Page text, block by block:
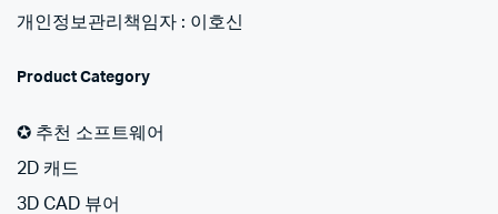
개인정보관리책임자 : 이호신
Product Category
✪ 추천 소프트웨어
2D 캐드
3D CAD 뷰어